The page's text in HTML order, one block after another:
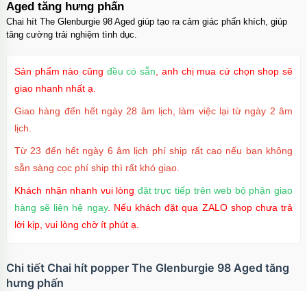
Aged tăng hưng phấn
Chai hít The Glenburgie 98 Aged giúp tạo ra cảm giác phấn khích, giúp
tăng cường trải nghiệm tình dục.
Sản phẩm nào cũng đều có sẵn , anh chị mua cứ chọn shop sẽ
giao nhanh nhất ạ.
Giao hàng đến hết ngày 28 âm lịch, làm việc lại từ ngày 2 âm
lịch.
Từ 23 đến hết ngày 6 âm lịch phí ship rất cao nếu bạn không
sẵn sàng cọc phí ship thì rất khó giao.
Khách nhận nhanh vui lòng đặt trực tiếp trên web bộ phận giao
hàng sẽ liên hệ ngay. Nếu khách đặt qua ZALO shop chưa trả
lời kịp, vui lòng chờ ít phút ạ.
Chi tiết Chai hít popper The Glenburgie 98 Aged tăng
hưng phấn